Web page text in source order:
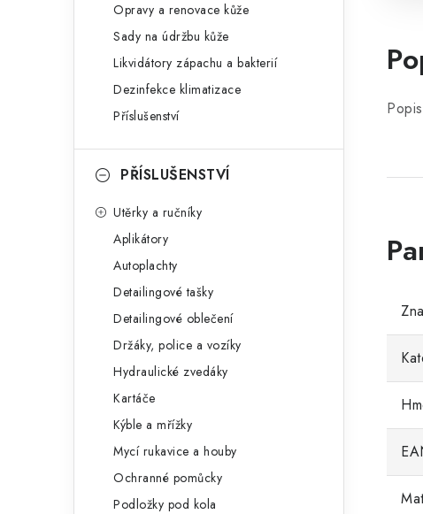
Opravy a renovace kůže
Sady na údržbu kůže
Likvidátory zápachu a bakterií
Dezinfekce klimatizace
Příslušenství
PŘÍSLUŠENSTVÍ
Utěrky a ručníky
Aplikátory
Autoplachty
Detailingové tašky
Detailingové oblečení
Držáky, police a vozíky
Hydraulické zvedáky
Kartáče
Kýble a mřížky
Mycí rukavice a houby
Ochranné pomůcky
Podložky pod kola